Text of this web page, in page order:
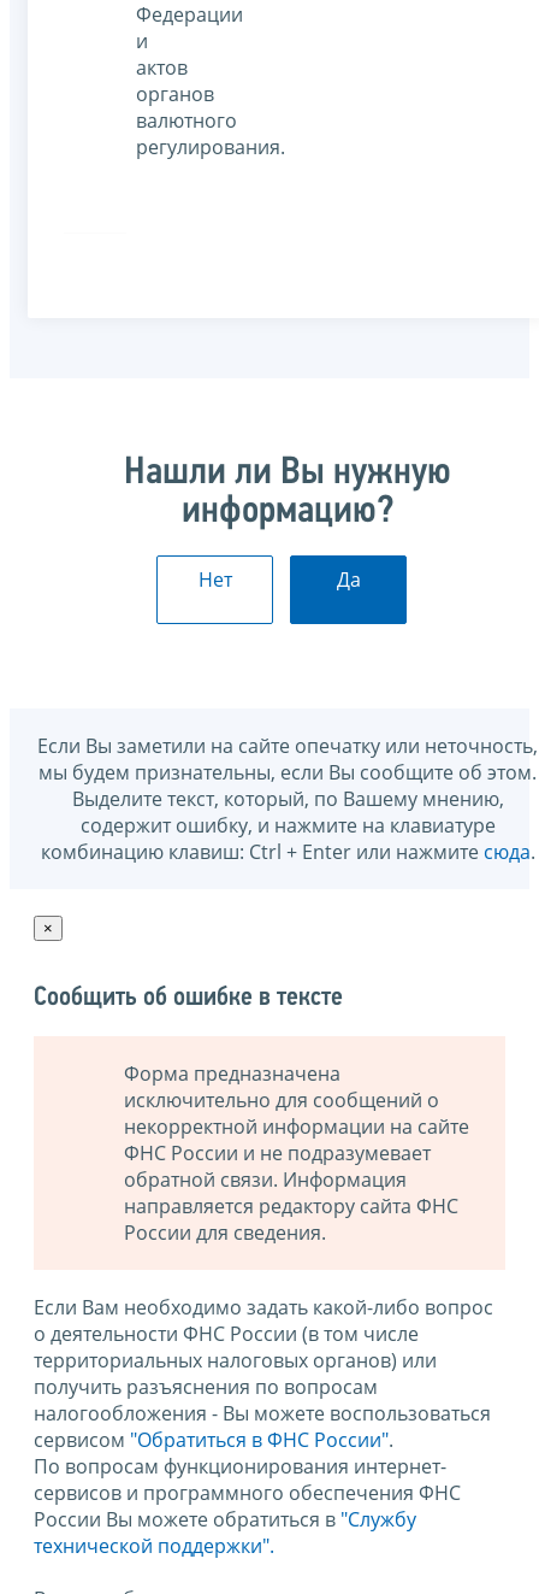
Федерации
и
актов
органов
валютного
регулирования.
Нашли ли Вы нужную
информацию?
Нет Да
Если Вы заметили на сайте опечатку или неточность,
мы будем признательны, если Вы сообщите об этом.
Выделите текст, который, по Вашему мнению,
содержит ошибку, и нажмите на клавиатуре
комбинацию клавиш: Ctrl + Enter или нажмите сюда.
×
Сообщить об ошибке в тексте
Форма предназначена
исключительно для сообщений о
некорректной информации на сайте
ФНС России и не подразумевает
обратной связи. Информация
направляется редактору сайта ФНС
России для сведения.
Если Вам необходимо задать какой-либо вопрос
о деятельности ФНС России (в том числе
территориальных налоговых органов) или
получить разъяснения по вопросам
налогообложения - Вы можете воспользоваться
сервисом "Обратиться в ФНС России".
По вопросам функционирования интернет-
сервисов и программного обеспечения ФНС
России Вы можете обратиться в "Службу
технической поддержки".